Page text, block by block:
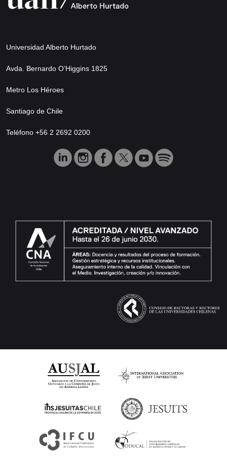
Universidad Alberto Hurtado
Avda. Bernardo O’Higgins 1825
Metro Los Héroes
Santiago de Chile
Teléfono +56 2 2692 0200